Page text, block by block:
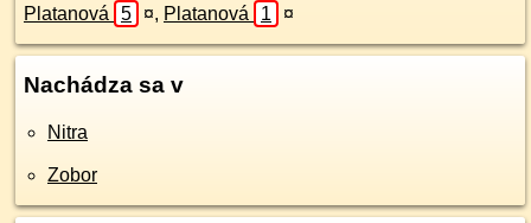
Platanová 5 ¤, Platanová 1 ¤
Nachádza sa v
Nitra
Zobor